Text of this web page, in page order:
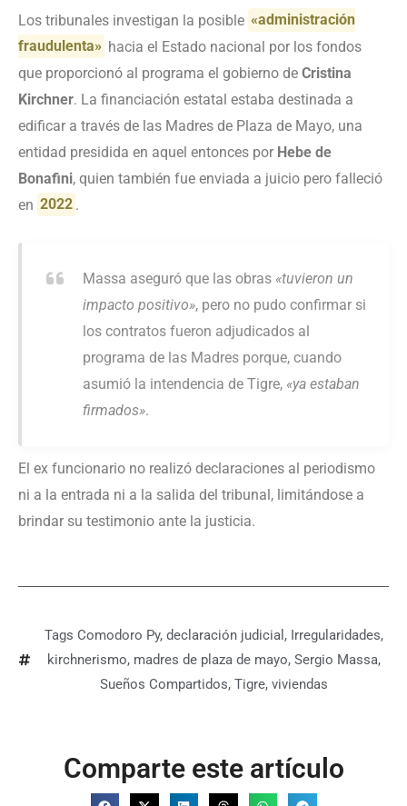
Los tribunales investigan la posible «administración
fraudulenta» hacia el Estado nacional por los fondos
que proporcionó al programa el gobierno de Cristina
Kirchner. La financiación estatal estaba destinada a
edificar a través de las Madres de Plaza de Mayo, una
entidad presidida en aquel entonces por Hebe de
Bonafini, quien también fue enviada a juicio pero falleció
en 2022 .
Massa aseguró que las obras «tuvieron un
impacto positivo», pero no pudo confirmar si
los contratos fueron adjudicados al
programa de las Madres porque, cuando
asumió la intendencia de Tigre, «ya estaban
firmados».
El ex funcionario no realizó declaraciones al periodismo
ni a la entrada ni a la salida del tribunal, limitándose a
brindar su testimonio ante la justicia.
Tags Comodoro Py, declaración judicial , Irregularidades,
kirchnerismo, madres de plaza de mayo, Sergio Massa,
Sueños Compartidos, Tigre, viviendas
Comparte este artículo